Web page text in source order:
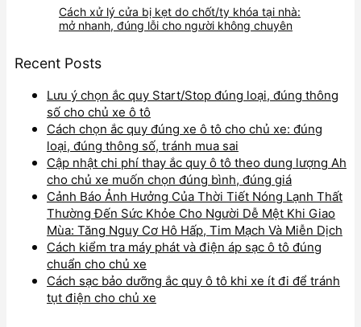
Cách xử lý cửa bị kẹt do chốt/ty khóa tại nhà:
mở nhanh, đúng lỗi cho người không chuyên
Recent Posts
Lưu ý chọn ắc quy Start/Stop đúng loại, đúng thông
số cho chủ xe ô tô
Cách chọn ắc quy đúng xe ô tô cho chủ xe: đúng
loại, đúng thông số, tránh mua sai
Cập nhật chi phí thay ắc quy ô tô theo dung lượng Ah
cho chủ xe muốn chọn đúng bình, đúng giá
Cảnh Báo Ảnh Hưởng Của Thời Tiết Nóng Lạnh Thất
Thường Đến Sức Khỏe Cho Người Dễ Mệt Khi Giao
Mùa: Tăng Nguy Cơ Hô Hấp, Tim Mạch Và Miễn Dịch
Cách kiểm tra máy phát và điện áp sạc ô tô đúng
chuẩn cho chủ xe
Cách sạc bảo dưỡng ắc quy ô tô khi xe ít đi để tránh
tụt điện cho chủ xe